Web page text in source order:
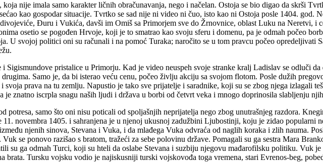
nije imala samo karakter ličnih obračunavanja, nego i načelan. Ostoja se bio digao da skrši
kao gospodar situacije. Tvrtko se sad nije ni video ni čuo, isto kao ni Ostoja posle 1404. god.
Đuru i Vukića, davši im Omiš sa Primorjem sve do Žrnovnice, oblast Luku na Neretvi, i
osetio se pogođen Hrvoje, koji je to smatrao kao svoju sferu i domenu, pa je odmah počeo
U svojoj politici oni su računali i na pomoć Turaka; naročito se u tom pravcu počeo opredeljivati
Sigismundove pristalice u Primorju. Kad je video neuspeh svoje stranke kralj Ladislav se odluči
Samo je, da bi isterao veću cenu, počeo življu akciju sa svojom flotom. Posle dužih
svoja prava na tu zemlju. Napustio je tako sve prijatelje i saradnike, koji su se zbog njega izlagali
znatno iscrpla snagu naših ljudi i država u borbi od četvrt veka i mnogo doprinosila slabljenju
potresa, samo što oni nisu poticali od spoljašnjih neprijatelja nego zbog unutrašnjeg razdora.
novembra 1405. i sahranjena je u njenoj ukusnoj zadužbini Ljubostinji, koju je zidao popularni
njenih sinova, Stevana i Vuka, i da mlađega Vuka odvraća od naglih koraka i zlih nauma.
se ponovo razišao s bratom, tražeći za sebe polovinu države. Pomagali su ga sestra Mara
su ga odmah Turci, koji su hteli da oslabe Stevana i suzbiju njegovu mađarofilsku politiku. Vuk
brata. Tursku vojsku vodio je najiskusniji turski vojskovođa toga vremena, stari Evrenos-beg,